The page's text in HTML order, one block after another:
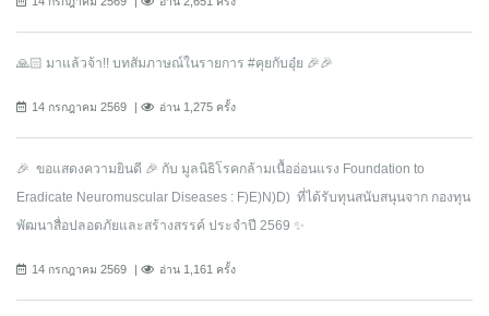
🙏🏻 มาแล้วจ้า!! บทสัมภาษณ์ในรายการ #คุยกับอุ๋ย 🎉🎉
14 กรกฎาคม 2569 อ่าน 1,275 ครั้ง
🎉 ขอแสดงความยินดี 🎉 กับ มูลนิธิโรคกล้ามเนื้ออ่อนแรง Foundation to
Eradicate Neuromuscular Diseases : F)E)N)D) ที่ได้รับทุนสนับสนุนจาก กองทุน
พัฒนาสื่อปลอดภัยและสร้างสรรค์ ประจำปี 2569 ✨
14 กรกฎาคม 2569 อ่าน 1,161 ครั้ง